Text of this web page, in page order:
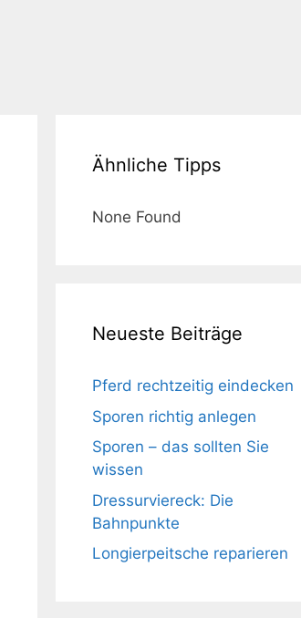
Ähnliche Tipps
None Found
Neueste Beiträge
Pferd rechtzeitig eindecken
Sporen richtig anlegen
Sporen – das sollten Sie
wissen
Dressurviereck: Die
Bahnpunkte
Longierpeitsche reparieren